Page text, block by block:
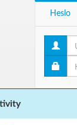
Heslo